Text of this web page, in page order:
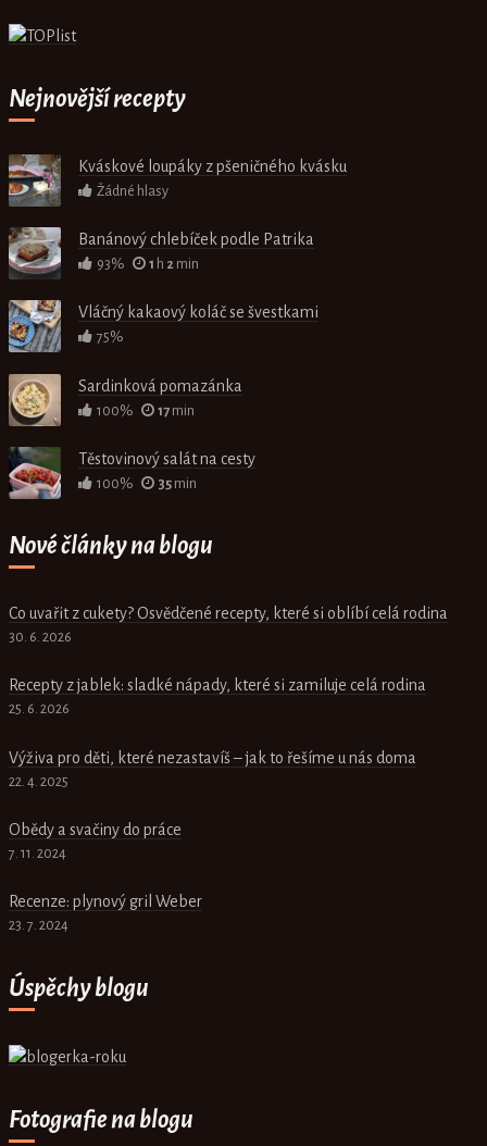
Nejnovější recepty
Kváskové loupáky z pšeničného kvásku
Žádné hlasy
Banánový chlebíček podle Patrika
93% 1 h 2 min
Vláčný kakaový koláč se švestkami
75%
Sardinková pomazánka
100% 17 min
Těstovinový salát na cesty
100% 35 min
Nové články na blogu
Co uvařit z cukety? Osvědčené recepty, které si oblíbí celá rodina
30. 6. 2026
Recepty z jablek: sladké nápady, které si zamiluje celá rodina
25. 6. 2026
Výživa pro děti, které nezastavíš – jak to řešíme u nás doma
22. 4. 2025
Obědy a svačiny do práce
7. 11. 2024
Recenze: plynový gril Weber
23. 7. 2024
Úspěchy blogu
Fotografie na blogu